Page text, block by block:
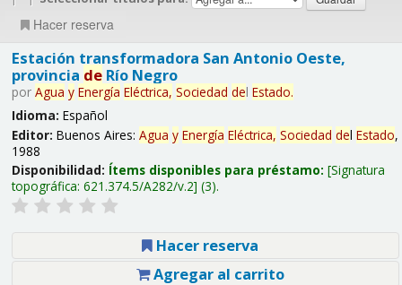
Hacer reserva
Estación transformadora San Antonio Oeste,
provincia deRío Negro
por Agua y Energía Eléctrica, Sociedad del Estado.
Idioma: Español
Editor: Buenos Aires: Agua y Energía Eléctrica, Sociedad del Estado,
1988
Disponibilidad: Ítems disponibles para préstamo: Signatura
topográfica: 621.374.5/A282/v.2 (3).
Hacer reserva
Agregar al carrito